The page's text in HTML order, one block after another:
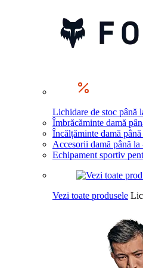
Lichidare de stoc până
Îmbrăcăminte damă
Încălțăminte damă
Accesorii damă până la
Echipament sportiv
Vezi toate produsele